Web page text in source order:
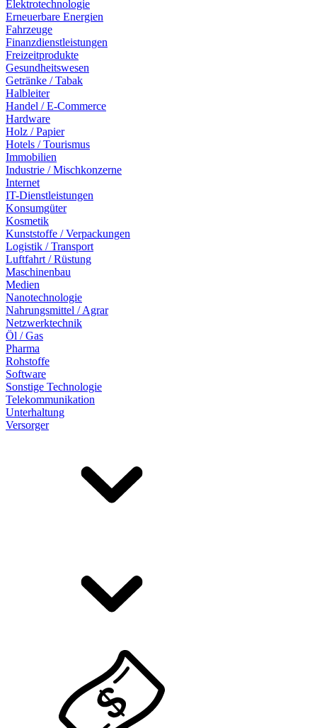
Elektrotechnologie
Erneuerbare Energien
Fahrzeuge
Finanzdienstleistungen
Freizeitprodukte
Gesundheitswesen
Getränke / Tabak
Halbleiter
Handel / E-Commerce
Hardware
Holz / Papier
Hotels / Tourismus
Immobilien
Industrie / Mischkonzerne
Internet
IT-Dienstleistungen
Konsumgüter
Kosmetik
Kunststoffe / Verpackungen
Logistik / Transport
Luftfahrt / Rüstung
Maschinenbau
Medien
Nanotechnologie
Nahrungsmittel / Agrar
Netzwerktechnik
Öl / Gas
Pharma
Rohstoffe
Software
Sonstige Technologie
Telekommunikation
Unterhaltung
Versorger